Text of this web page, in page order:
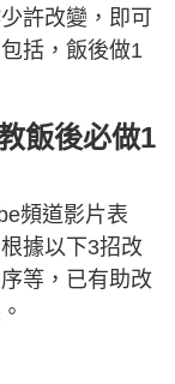
許改變，即可
括，飯後做1
飯後必做1
頻道影片表
據以下3招改
等，已有助改